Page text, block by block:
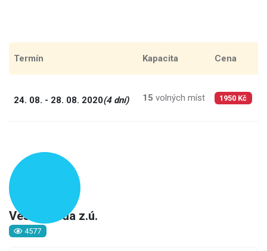
Veselá věda z.ú.
4577
Termín Kapacita Cena
24. 08. - 28. 08. 2020(4 dní) 15 volných míst 1950 Kč